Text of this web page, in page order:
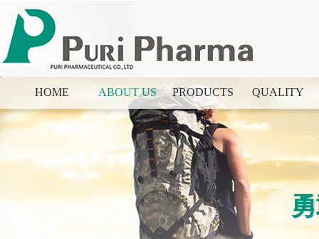
HOME ABOUT US PRODUCTS QUALITY